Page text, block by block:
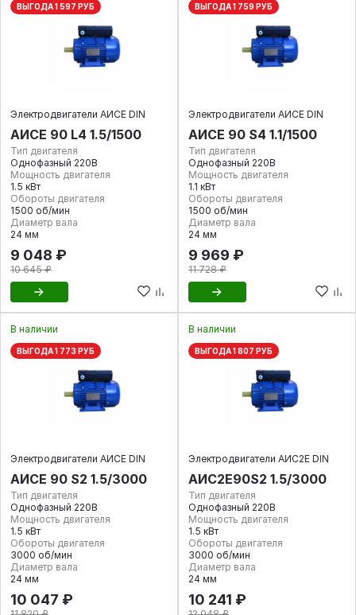
ВЫГОДА 1 597 РУБ
Электродвигатели АИСЕ DIN
AИCE 90 L4 1.5/1500
Тип двигателя
Однофазный 220В
Мощность двигателя
1.5 кВт
Обороты двигателя
1500 об/мин
Диаметр вала
24 мм
9 048 ₽
10 645 ₽
ВЫГОДА 1 759 РУБ
Электродвигатели АИСЕ DIN
АИСЕ 90 S4 1.1/1500
Тип двигателя
Однофазный 220В
Мощность двигателя
1.1 кВт
Обороты двигателя
1500 об/мин
Диаметр вала
24 мм
9 969 ₽
11 728 ₽
В наличии
ВЫГОДА 1 773 РУБ
Электродвигатели АИСЕ DIN
АИСЕ 90 S2 1.5/3000
Тип двигателя
Однофазный 220В
Мощность двигателя
1.5 кВт
Обороты двигателя
3000 об/мин
Диаметр вала
24 мм
10 047 ₽
В наличии
ВЫГОДА 1 807 РУБ
Электродвигатели АИС2Е DIN
АИС2Е90S2 1.5/3000
Тип двигателя
Однофазный 220В
Мощность двигателя
1.5 кВт
Обороты двигателя
3000 об/мин
Диаметр вала
24 мм
10 241 ₽